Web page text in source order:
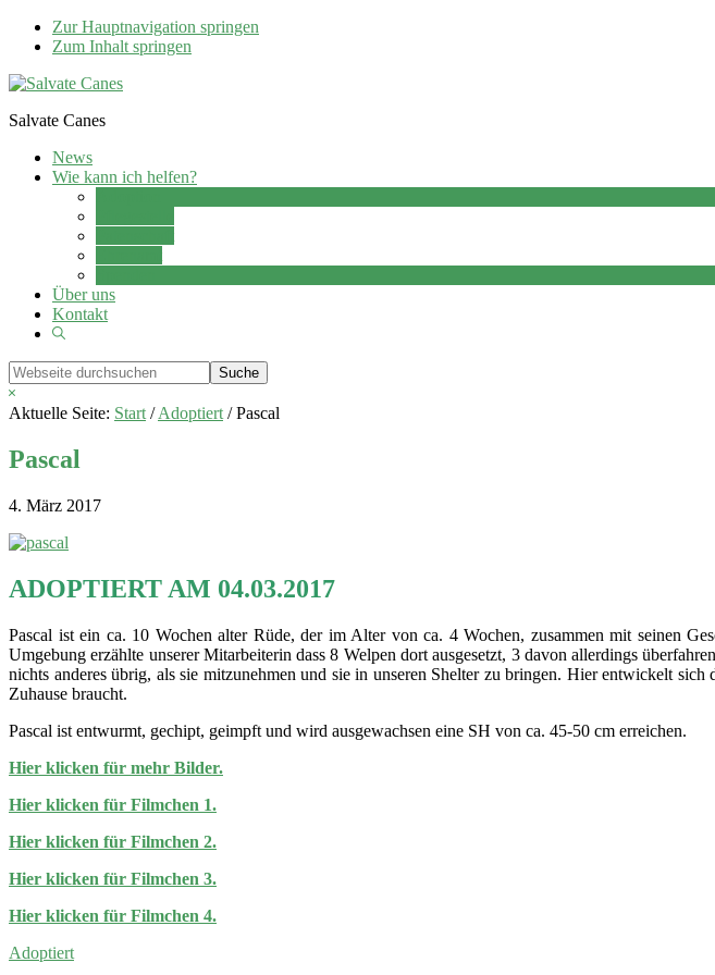
Zur Hauptnavigation springen
Zum Inhalt springen
Salvate Canes
News
Wie kann ich helfen?
Über uns
Kontakt
Show
Webseite
durchsuchen
Hide
Search
Aktuelle Seite: Start / Adoptiert /Pascal
Pascal
4. März 2017
ADOPTIERT AM 04.03.2017
Pascal ist ein ca. 10 Wochen alter Rüde, der im Alter von ca. 4 Wochen, zusammen mit seinen
Umgebung erzählte unserer Mitarbeiterin dass 8 Welpen dort ausgesetzt, 3 davon allerdings
nichts anderes übrig, als sie mitzunehmen und sie in unseren Shelter zu bringen. Hier entwickelt
Zuhause braucht.
Pascal ist entwurmt, gechipt, geimpft und wird ausgewachsen eine SH von ca. 45-50 cm erreichen.
Hier klicken für mehr Bilder.
Hier klicken für Filmchen 1.
Hier klicken für Filmchen 2.
Hier klicken für Filmchen 3.
Hier klicken für Filmchen 4.
Adoptiert